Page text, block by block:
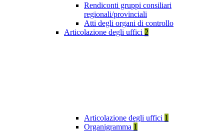
Rendiconti gruppi consiliari
regionali/provinciali
Atti degli organi di controllo
Articolazione degli uffici 2
Articolazione degli uffici 1
Organigramma 1